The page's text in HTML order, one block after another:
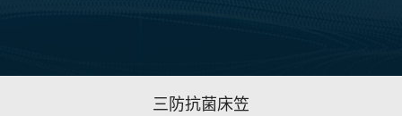
三防抗菌床笠